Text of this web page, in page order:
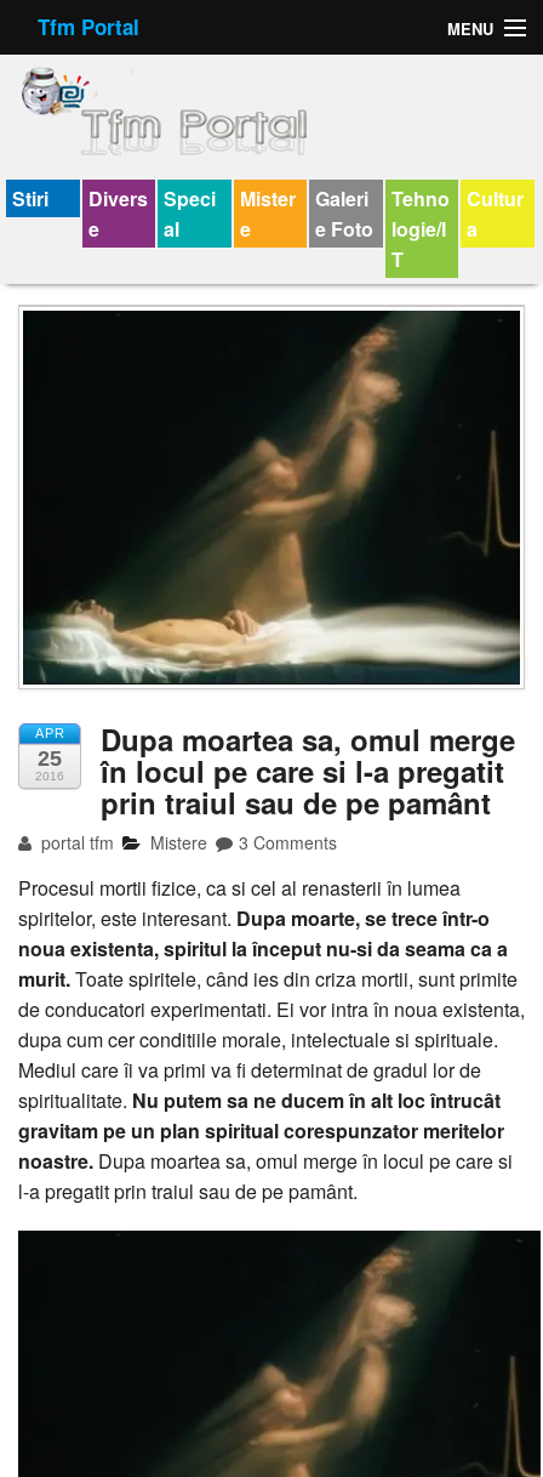
Tfm Portal MENU
Forum
Felicitari animate
Virtual Cards
Jocuri
Stiri
Divers
e
Speci
al
Mister
e
Galeri
e Foto
Tehno
logie/I
T
Cultur
a
APR
25
2016
Dupa moartea sa, omul merge
în locul pe care si l-a pregatit
prin traiul sau de pe pamânt
portal tfm Mistere 3 Comments
Procesul mortii fizice, ca si cel al renasterii în lumea
spiritelor, este interesant. Dupa moarte, se trece într-o
noua existenta, spiritul la început nu-si da seama ca a
murit.Toate spiritele, când ies din criza mortii, sunt primite
de conducatori experimentati. Ei vor intra în noua existenta,
dupa cum cer conditiile morale, intelectuale si spirituale.
Mediul care îi va primi va fi determinat de gradul lor de
spiritualitate. Nu putem sa ne ducem în alt loc întrucât
gravitam pe un plan spiritual corespunzator meritelor
noastre. Dupa moartea sa, omul merge în locul pe care si
l-a pregatit prin traiul sau de pe pamânt.